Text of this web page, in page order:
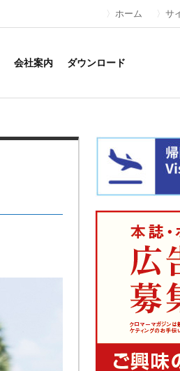
ホーム サ
会社案内 ダウンロード